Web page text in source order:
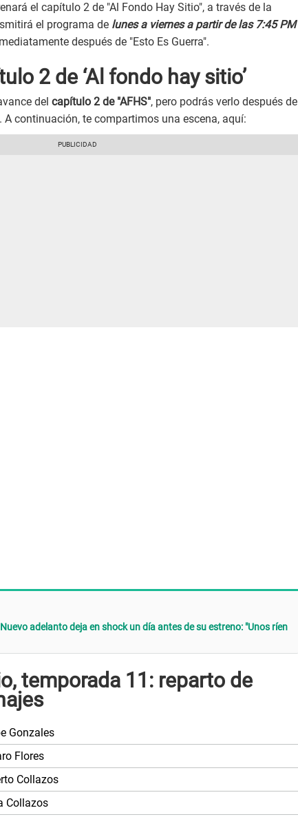
el capítulo 2 de "Al Fondo Hay Sitio", a través de la
el programa de lunes a viernes a partir de las 7:45 PM
después de "Esto Es Guerra".
2 de ‘Al fondo hay sitio’
del capítulo 2 de "AFHS", pero podrás verlo después de
continuación, te compartimos una escena, aquí:
adelanto deja en shock un día antes de su estreno: "Unos ríen
temporada 11: reparto de
Gonzales
Flores
Collazos
Collazos